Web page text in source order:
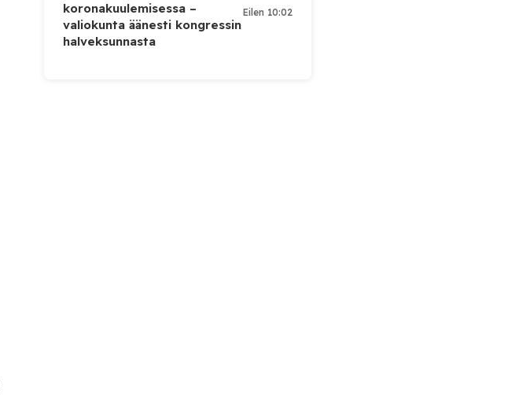
koronakuulemisessa –
valiokunta äänesti kongressin
halveksunnasta
Eilen 10:02